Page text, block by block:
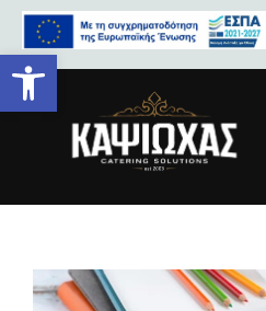
school-2
Ανοίξτε τη γραμμή εργαλείων